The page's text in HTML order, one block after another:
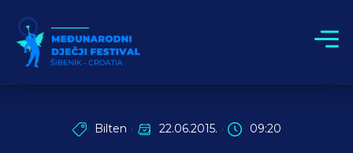
Bilten 22.06.2015. 09:20